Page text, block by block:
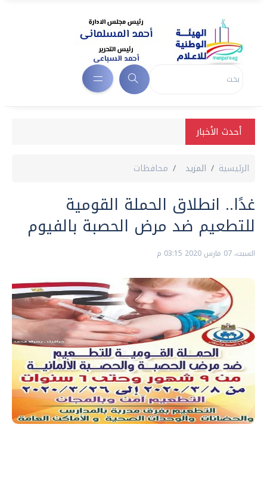
أحدث الأخبار
الرئيسية المزيد محافظات
غدًا.. انطلاق الحملة القومية
للتطعيم ضد مرض الحصبة بالفيوم
السبت، 07 مارس 2020 03:15 م